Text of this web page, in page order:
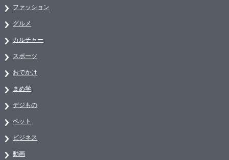
ファッション
グルメ
カルチャー
スポーツ
おでかけ
まめ学
デジもの
ペット
ビジネス
動画